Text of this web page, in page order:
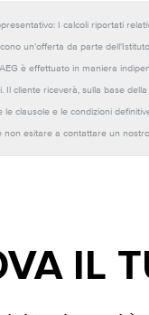
I calcoli riportati
un'offerta da parte
è effettuato in maniera
Il cliente riceverà, sulla base
le clausole e le condizioni
non esitare a contattare un
IL